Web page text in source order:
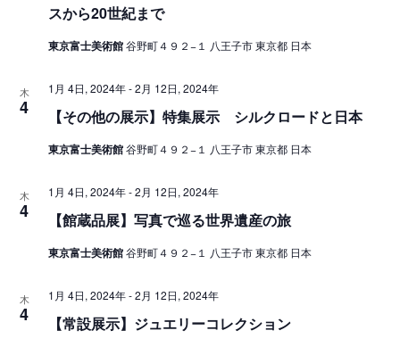
スから20世紀まで
東京富士美術館谷野町４９２−１ 八王子市 東京都 日本
木
4 【その他の展示】特集展示 シルクロードと日本
1月 4日, 2024年-2月 12日, 2024年
東京富士美術館谷野町４９２−１ 八王子市 東京都 日本
木
4 【館蔵品展】写真で巡る世界遺産の旅
1月 4日, 2024年-2月 12日, 2024年
東京富士美術館谷野町４９２−１ 八王子市 東京都 日本
木
4 【常設展示】ジュエリーコレクション
1月 4日, 2024年-2月 12日, 2024年